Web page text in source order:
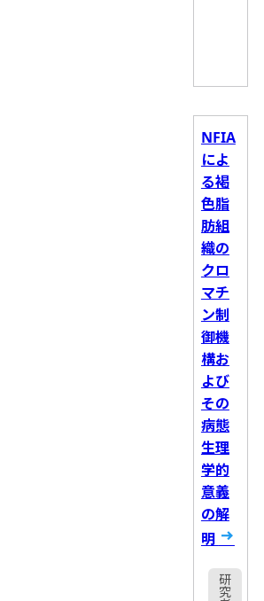
NFIA
によ
る褐
色脂
肪組
織の
クロ
マチ
ン制
御機
構お
よび
その
病態
生理
学的
意義
の解
明